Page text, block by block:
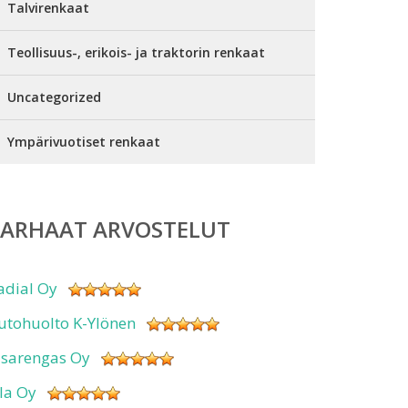
Talvirenkaat
Teollisuus-, erikois- ja traktorin renkaat
Uncategorized
Ympärivuotiset renkaat
ARVOSTELUT
Oy
K-Ylönen
Oy
Oy